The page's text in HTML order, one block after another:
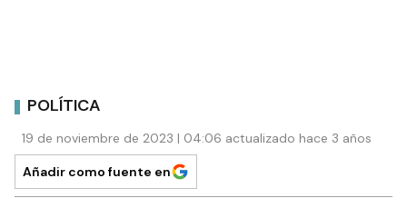
POLÍTICA
19 de noviembre de 2023 | 04:06 actualizado hace 3 años
Añadir como fuente en